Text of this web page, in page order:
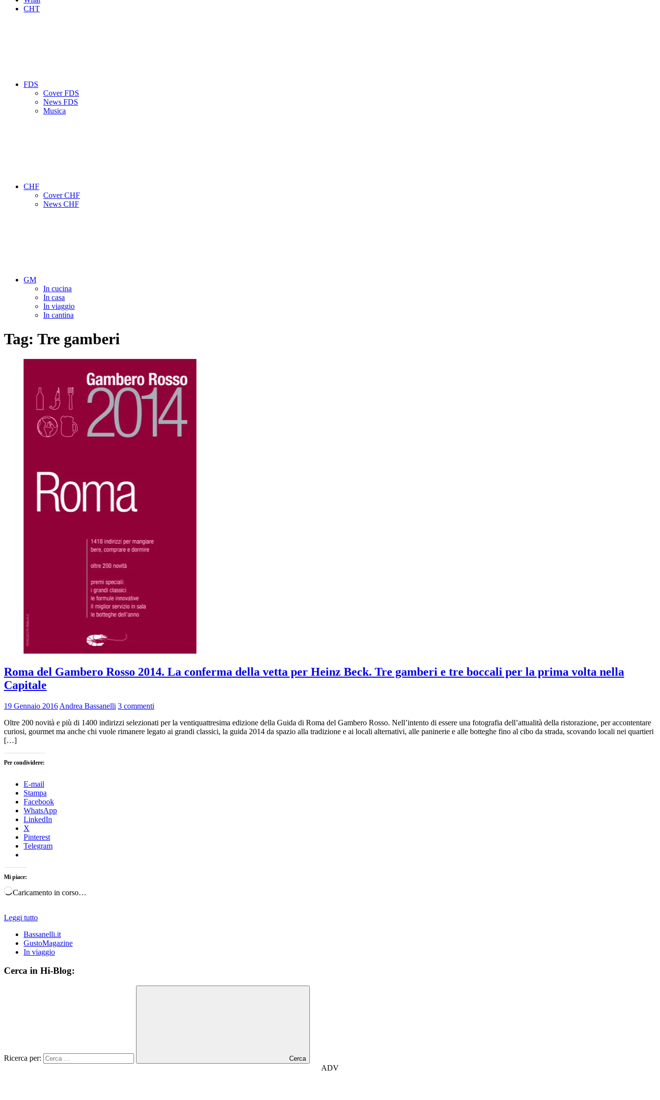
CHT
FDS
Cover FDS
News FDS
Musica
CHF
Cover CHF
News CHF
GM
In cucina
In casa
In viaggio
In cantina
Tag: Tre gamberi
Roma del Gambero Rosso 2014. La conferma della vetta per Heinz Beck. Tre gamberi e tre boccali per la prima volta nella
Capitale
19 Gennaio 2016 Andrea Bassanelli 3 commenti
Oltre 200 novità e più di 1400 indirizzi selezionati per la ventiquattresima edizione della Guida di Roma del Gambero Rosso. Nell’intento di essere una fotografia dell’attualità della ristorazione, per accontentare
curiosi, gourmet ma anche chi vuole rimanere legato ai grandi classici, la guida 2014 da spazio alla tradizione e ai locali alternativi, alle paninerie e alle botteghe fino al cibo da strada, scovando locali nei quartieri
[…]
Per condividere:
E-mail
Stampa
Facebook
WhatsApp
LinkedIn
X
Pinterest
Telegram
Mi piace:
Caricamento in corso…
Leggi tutto
Bassanelli.it
GustoMagazine
In viaggio
Cerca in Hi-Blog:
Ricerca per: Cerca
ADV